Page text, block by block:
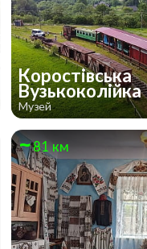
Коростівська
Вузькоколійка
Музей
81 км